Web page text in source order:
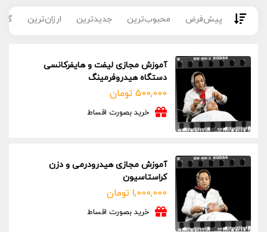
پیش‌فرض محبوب‌ترین جدیدترین ارزان‌ترین
آموزش مجازی لیفت و هایفرکانسی
دستگاه هیدروفرمینگ
500,000 تومان
خرید بصورت اقساط
آموزش مجازی هیدرودرمی و دزن
کراستاسیون
1,000,000 تومان
خرید بصورت اقساط